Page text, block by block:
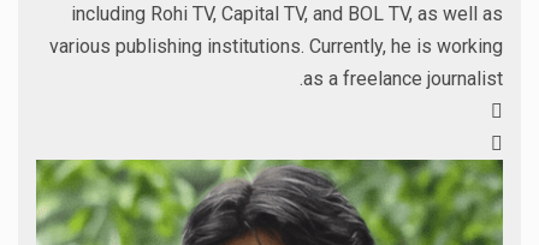
including Rohi TV, Capital TV, and BOL TV, as well as
various publishing institutions. Currently, he is working
as a freelance journalist.